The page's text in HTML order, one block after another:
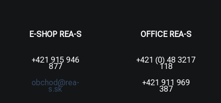
E-SHOP REA-S
+421 915 946
877
obchod@rea-
s.sk
OFFICE REA-S
+421 (0) 48 3217
118
+421 911 969
387